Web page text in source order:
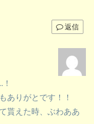
返信
ありがとです！！
貰えた時、ぶわああ